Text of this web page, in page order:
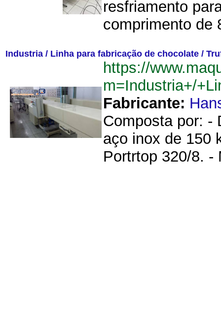
resfriamento
comprimento de
Industria / Linha para fabricação de chocolate /
https://
m=Industria+/
Fabricante:
Composta por: -
aço inox de 150
Portrtop 320/8. -